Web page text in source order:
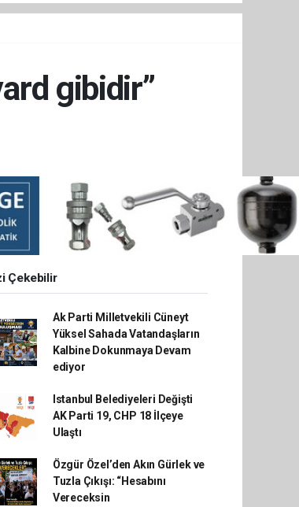
gibidir”
Çekebilir
Ak Parti Milletvekili Cüneyt
Yüksel Sahada Vatandaşların
Kalbine Dokunmaya Devam
ediyor
Istanbul Belediyeleri Değişti
AK Parti 19, CHP 18 İlçeye
Ulaştı
Özgür Özel’den Akın Gürlek ve
Tuzla Çıkışı: “Hesabını
Vereceksin